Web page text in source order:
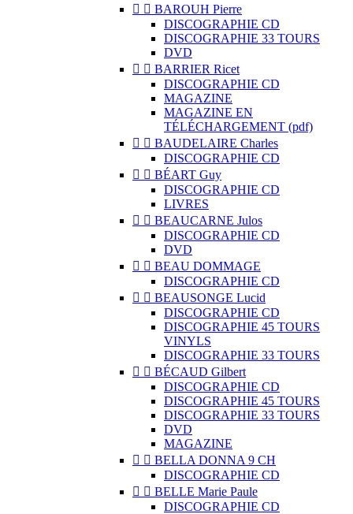
  BAROUH Pierre
DISCOGRAPHIE CD
DISCOGRAPHIE 33 TOURS
DVD
  BARRIER Ricet
DISCOGRAPHIE CD
MAGAZINE
MAGAZINE EN
TÉLÉCHARGEMENT (pdf)
  BAUDELAIRE Charles
DISCOGRAPHIE CD
  BÉART Guy
DISCOGRAPHIE CD
LIVRES
  BEAUCARNE Julos
DISCOGRAPHIE CD
DVD
  BEAU DOMMAGE
DISCOGRAPHIE CD
  BEAUSONGE Lucid
DISCOGRAPHIE CD
DISCOGRAPHIE 45 TOURS
VINYLS
DISCOGRAPHIE 33 TOURS
  BÉCAUD Gilbert
DISCOGRAPHIE CD
DISCOGRAPHIE 45 TOURS
DISCOGRAPHIE 33 TOURS
DVD
MAGAZINE
  BELLA DONNA 9 CH
DISCOGRAPHIE CD
  BELLE Marie Paule
DISCOGRAPHIE CD